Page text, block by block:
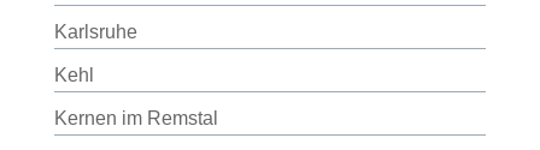
Karlsruhe
Kehl
Kernen im Remstal